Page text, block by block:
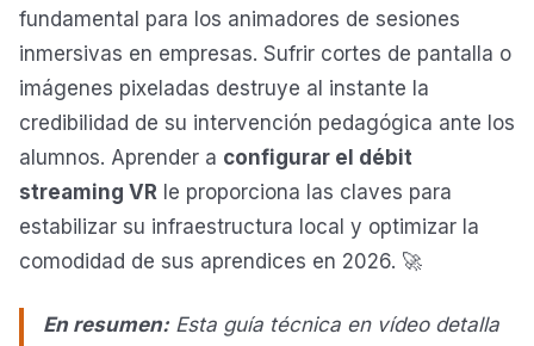
fundamental para los animadores de sesiones
inmersivas en empresas. Sufrir cortes de pantalla o
imágenes pixeladas destruye al instante la
credibilidad de su intervención pedagógica ante los
alumnos. Aprender a configurar el débit
streaming VR le proporciona las claves para
estabilizar su infraestructura local y optimizar la
comodidad de sus aprendices en 2026. 🚀
En resumen: Esta guía técnica en vídeo detalla